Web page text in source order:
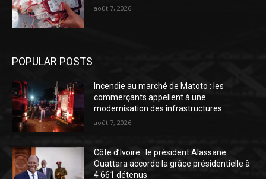
août 7, 2026
POPULAR POSTS
Incendie au marché de Matoto : les
commerçants appellent à une
modernisation des infrastructures
août 7, 2026
Côte d’Ivoire : le président Alassane
Ouattara accorde la grâce présidentielle à
4 661 détenus